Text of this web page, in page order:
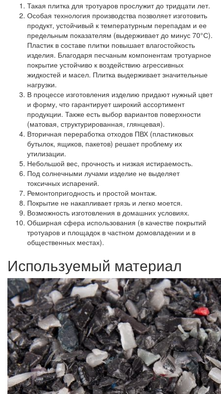
Такая плитка для тротуаров прослужит до тридцати лет.
Особая технология производства позволяет изготовить
продукт, устойчивый к температурным перепадам и ее
предельным показателям (выдерживает до минус 70°С).
Пластик в составе плитки повышает влагостойкость
изделия. Благодаря песчаным компонентам тротуарное
покрытие устойчиво к воздействию агрессивных
жидкостей и масел. Плитка выдерживает значительные
нагрузки.
В процессе изготовления изделию придают нужный цвет
и форму, что гарантирует широкий ассортимент
продукции. Также есть выбор вариантов поверхности
(матовая, структурированная, глянцевая).
Вторичная переработка отходов ПВХ (пластиковых
бутылок, ящиков, пакетов) решает проблему их
утилизации.
Небольшой вес, прочность и низкая истираемость.
Под солнечными лучами изделие не выделяет
токсичных испарений.
Ремонтопригодность и простой монтаж.
Покрытие не накапливает грязь и легко моется.
Возможность изготовления в домашних условиях.
Обширная сфера использования (в качестве покрытий
тротуаров и площадок в частном домовладении и в
общественных местах).
Используемый материал